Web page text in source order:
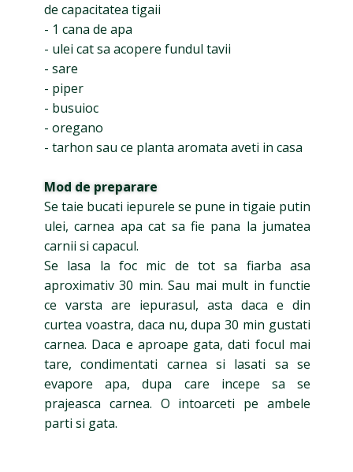
de capacitatea tigaii
- 1 cana de apa
- ulei cat sa acopere fundul tavii
- sare
- piper
- busuioc
- oregano
- tarhon sau ce planta aromata aveti in casa
Mod de preparare
Se taie bucati iepurele se pune in tigaie putin
ulei, carnea apa cat sa fie pana la jumatea
carnii si capacul.
Se lasa la foc mic de tot sa fiarba asa
aproximativ 30 min. Sau mai mult in functie
ce varsta are iepurasul, asta daca e din
curtea voastra, daca nu, dupa 30 min gustati
carnea. Daca e aproape gata, dati focul mai
tare, condimentati carnea si lasati sa se
evapore apa, dupa care incepe sa se
prajeasca carnea. O intoarceti pe ambele
parti si gata.